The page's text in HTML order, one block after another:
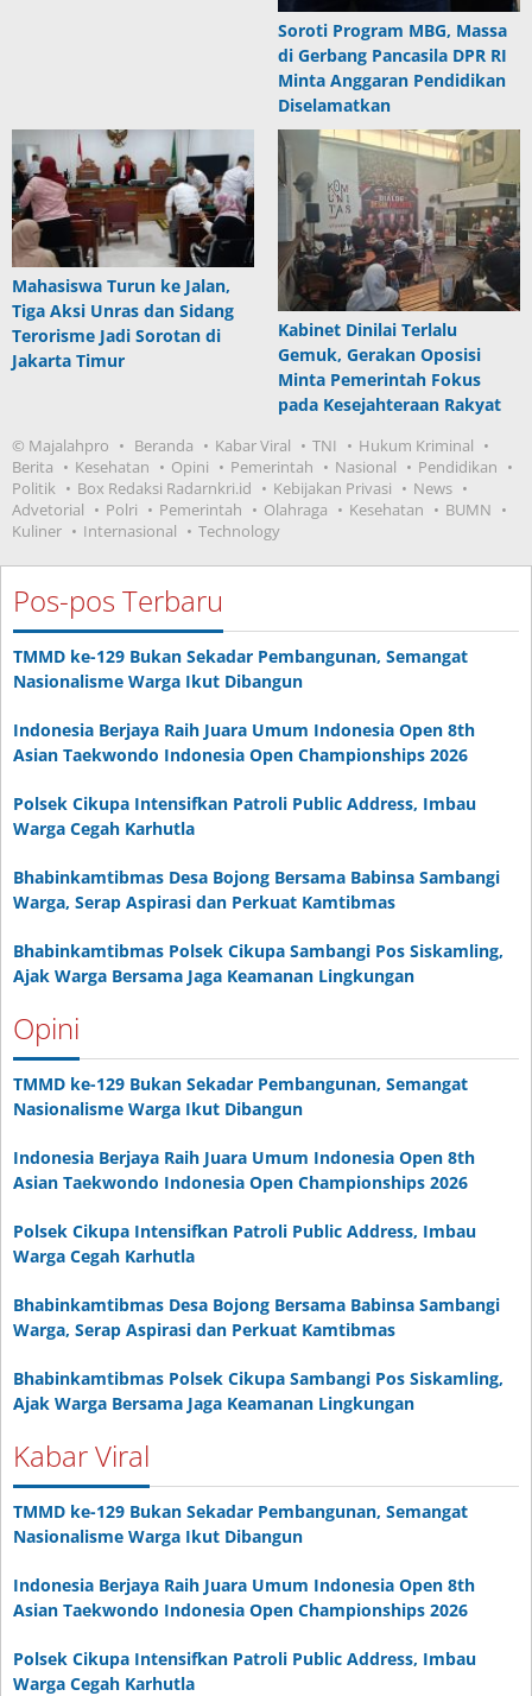
Soroti Program MBG, Massa
di Gerbang Pancasila DPR RI
Minta Anggaran Pendidikan
Diselamatkan
Mahasiswa Turun ke Jalan,
Tiga Aksi Unras dan Sidang
Terorisme Jadi Sorotan di
Jakarta Timur
Kabinet Dinilai Terlalu
Gemuk, Gerakan Oposisi
Minta Pemerintah Fokus
pada Kesejahteraan Rakyat
© Majalahpro Beranda Kabar Viral TNI
Hukum Kriminal
Berita
Kesehatan Opini Pemerintah Nasional
Pendidikan
Politik
Box Redaksi Radarnkri.id Kebijakan Privasi
News
Advetorial
Polri Pemerintah Olahraga Kesehatan
BUMN
Kuliner
Internasional Technology
Pos-pos Terbaru
TMMD ke-129 Bukan Sekadar Pembangunan, Semangat
Nasionalisme Warga Ikut Dibangun
Indonesia Berjaya Raih Juara Umum Indonesia Open 8th
Asian Taekwondo Indonesia Open Championships 2026
Polsek Cikupa Intensifkan Patroli Public Address, Imbau
Warga Cegah Karhutla
Bhabinkamtibmas Desa Bojong Bersama Babinsa Sambangi
Warga, Serap Aspirasi dan Perkuat Kamtibmas
Bhabinkamtibmas Polsek Cikupa Sambangi Pos Siskamling,
Ajak Warga Bersama Jaga Keamanan Lingkungan
Opini
TMMD ke-129 Bukan Sekadar Pembangunan, Semangat
Nasionalisme Warga Ikut Dibangun
Indonesia Berjaya Raih Juara Umum Indonesia Open 8th
Asian Taekwondo Indonesia Open Championships 2026
Polsek Cikupa Intensifkan Patroli Public Address, Imbau
Warga Cegah Karhutla
Bhabinkamtibmas Desa Bojong Bersama Babinsa Sambangi
Warga, Serap Aspirasi dan Perkuat Kamtibmas
Bhabinkamtibmas Polsek Cikupa Sambangi Pos Siskamling,
Ajak Warga Bersama Jaga Keamanan Lingkungan
Kabar Viral
TMMD ke-129 Bukan Sekadar Pembangunan, Semangat
Nasionalisme Warga Ikut Dibangun
Indonesia Berjaya Raih Juara Umum Indonesia Open 8th
Asian Taekwondo Indonesia Open Championships 2026
Polsek Cikupa Intensifkan Patroli Public Address, Imbau
Warga Cegah Karhutla